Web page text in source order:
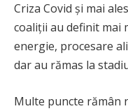
Criza Covid și mai
coaliții au definit mai
energie, procesare
dar au rămas la
Multe puncte rămân